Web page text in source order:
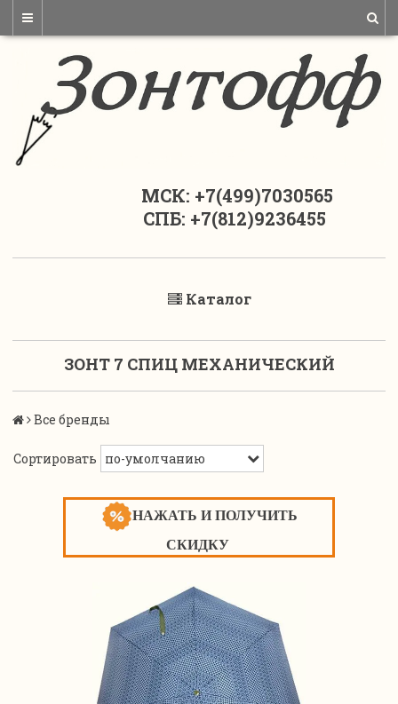
МСК: +7(499)7030565
СПБ: +7(812)9236455
Каталог
ЗОНТ 7 СПИЦ МЕХАНИЧЕСКИЙ
Все бренды
Сортировать
НАЖАТЬ И ПОЛУЧИТЬ
СКИДКУ